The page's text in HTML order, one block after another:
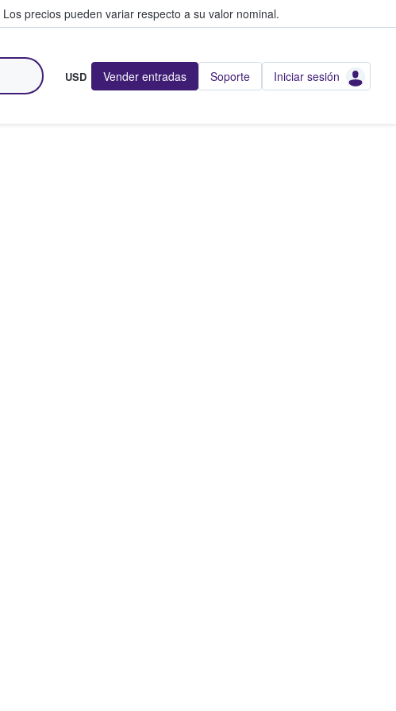
Los precios pueden variar respecto a su valor nominal.
USD Vender entradas Soporte Iniciar sesión